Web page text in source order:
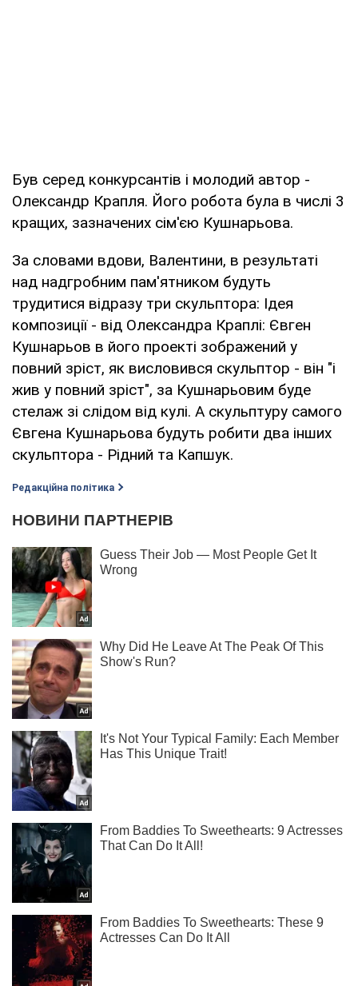
Був серед конкурсантів і молодий автор -
Олександр Крапля. Його робота була в числі 3
кращих, зазначених сім'єю Кушнарьова.
За словами вдови, Валентини, в результаті
над надгробним пам'ятником будуть
трудитися відразу три скульптора: Ідея
композиції - від Олександра Краплі: Євген
Кушнарьов в його проекті зображений у
повний зріст, як висловився скульптор - він "і
жив у повний зріст", за Кушнарьовим буде
стелаж зі слідом від кулі. А скульптуру самого
Євгена Кушнарьова будуть робити два інших
скульптора - Рідний та Капшук.
Редакційна політика